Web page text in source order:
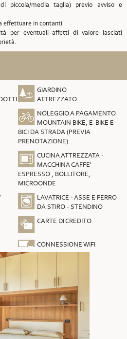
piccola/media taglia) previo avviso e
effettuare in contanti
per eventuali affetti di valore lasciati
GIARDINO
ATTREZZATO
NOLEGGIO A PAGAMENTO
MOUNTAIN BIKE, E-BIKE E
BICI DA STRADA (PREVIA
PRENOTAZIONE)
CUCINA ATTREZZATA -
MACCHINA CAFFE'
ESPRESSO , BOLLITORE,
MICROONDE
LAVATRICE - ASSE E FERRO
DA STIRO - STENDINO
CARTE DI CREDITO
CONNESSIONE WIFI
GRATUITA